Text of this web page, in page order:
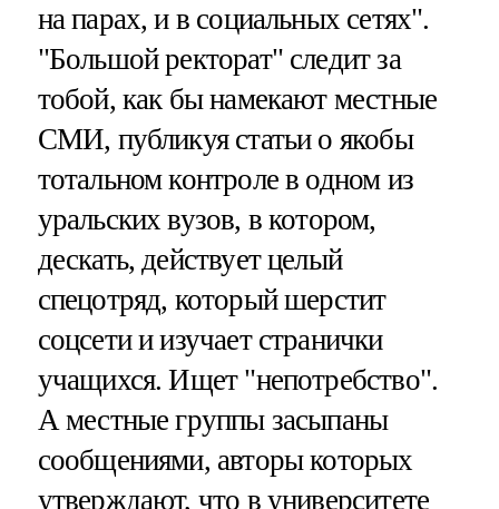
на парах, и в социальных сетях".
"Большой ректорат" следит за
тобой, как бы намекают местные
СМИ, публикуя статьи о якобы
тотальном контроле в одном из
уральских вузов, в котором,
дескать, действует целый
спецотряд, который шерстит
соцсети и изучает странички
учащихся. Ищет "непотребство".
А местные группы засыпаны
сообщениями, авторы которых
утверждают, что в университете